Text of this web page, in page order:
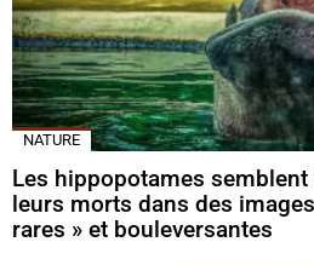
NATURE
Les hippopotames
leurs morts dans des
rares » et bouleversantes